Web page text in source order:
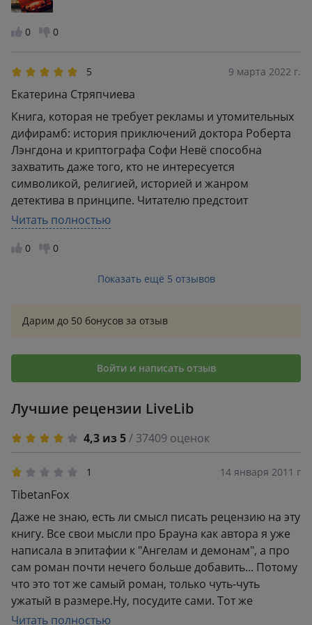
Грааля , заветные ключи , особую позу человека и
далее , далее по принципу кашу маслом не
что слишком уже не то, куда пропала хваленая
гармония ?
приятное что читать можно по отдельности каждую
книгу.
0 0
5 9 марта 2022 г.
Екатерина Стряпчиева
Книга, которая не требует рекламы и утомительных
дифирамб: история приключений доктора Роберта
Лэнгдона и криптографа Софи Невё способна
захватить даже того, кто не интересуется
символикой, религией, историей и жанром
детектива в принципе. Читателю предстоит
разгадать множество загадок, шифров и намеков,
оставленных дедушкой Софи для своей внучке и для
всего человечества в целом: что есть Святой грааль
к нему имеет да Винчи? И что, если грааль дает ключ
после которого захочется прочитать все его труды.
Читать полностью
0 0
Показать ещё 5 отзывов
Дарим до 50 бонусов за отзыв
Войти и написать отзыв
Лучшие рецензии LiveLib
4,3 из 5/ 37409 оценок
1 14 января 2011 г
TibetanFox
Даже не знаю, есть ли смысл писать рецензию на эту
книгу. Все свои мысли про Брауна как автора я уже
написала в эпитафии к "Ангелам и демонам", а про
сам роман почти нечего больше добавить... Потому
что это тот же самый роман, только чуть-чуть
ужатый в размере.Ну, посудите сами. Тот же
героически-туповатый Роберт Лэнгдон, которого
Читать полностью